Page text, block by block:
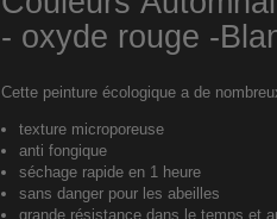
- oxyde rouge -
Cette peinture écologique a de
texture microporeuse
anti fongique
séchage rapide en 1 heure
sans danger pour les abeilles
grande résistance dans le temps et